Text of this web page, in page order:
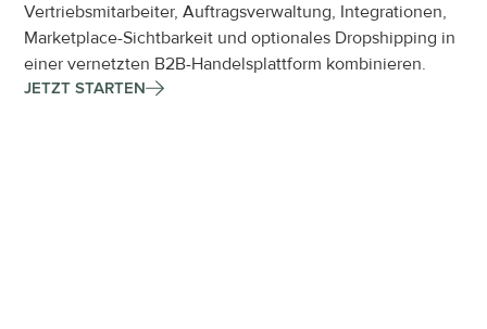
Vertriebsmitarbeiter, Auftragsverwaltung, Integrationen,
Marketplace-Sichtbarkeit und optionales Dropshipping in
einer vernetzten B2B-Handelsplattform kombinieren.
JETZT STARTEN